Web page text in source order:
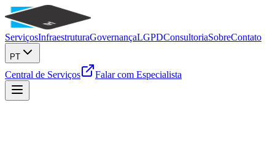
ServiçosInfraestruturaGovernançaLGPDConsultoriaSobreContato
PT
Central de Serviços Falar com Especialista